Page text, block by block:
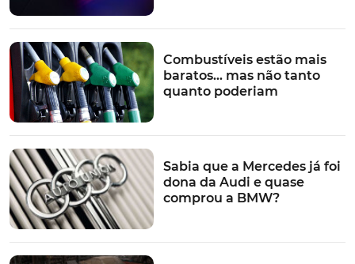
Combustíveis estão mais
baratos… mas não tanto
quanto poderiam
Sabia que a Mercedes já foi
dona da Audi e quase
comprou a BMW?